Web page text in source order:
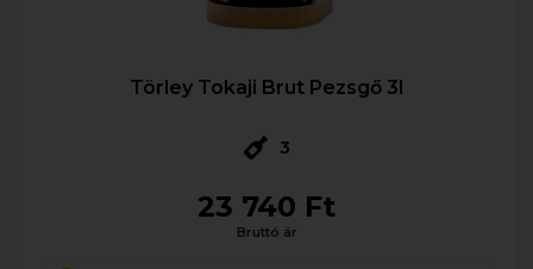
Törley Tokaji Brut Pezsgő 3l
3
23 740 Ft
Bruttó ár